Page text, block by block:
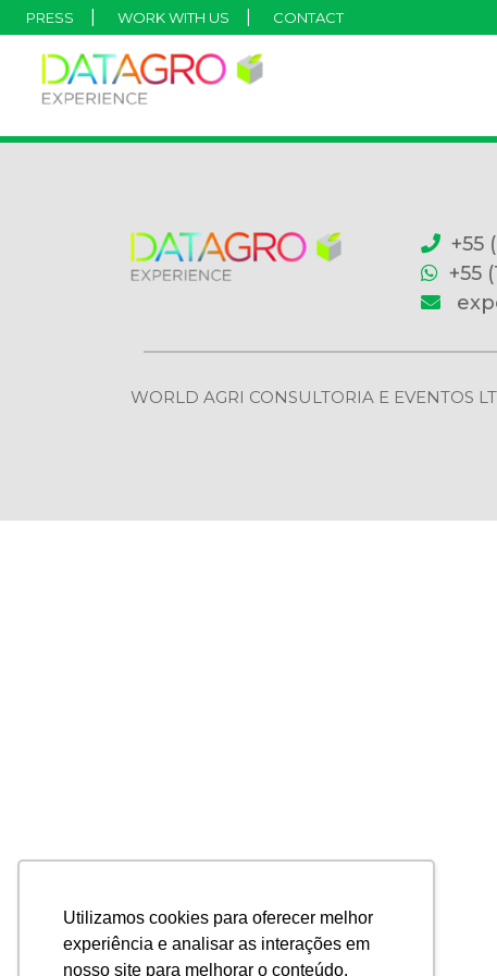
Utilizamos cookies para oferecer melhor
experiência e analisar as interações em
nosso site para melhorar o conteúdo.
PRESS WORK WITH US CONTACT
+55
+55
WORLD AGRI CONSULTORIA E EVENTOS